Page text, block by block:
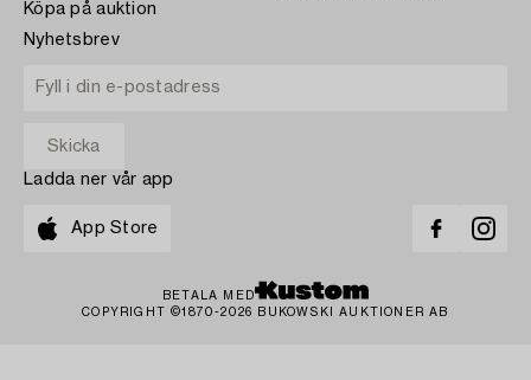
Köpa på auktion
Nyhetsbrev
Ladda ner vår app
App Store
BETALA MED
COPYRIGHT ©1870-2026 BUKOWSKI AUKTIONER AB